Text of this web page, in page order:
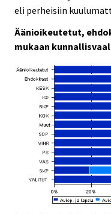
eli perheisiin
Äänioikeutetut,
mukaan